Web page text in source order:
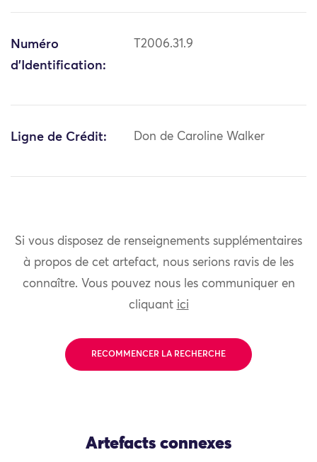
Numéro
d'Identification:
T2006.31.9
Ligne de Crédit: Don de Caroline Walker
Si vous disposez de renseignements supplémentaires
à propos de cet artefact, nous serions ravis de les
connaître. Vous pouvez nous les communiquer en
cliquant ici
RECOMMENCER LA RECHERCHE
Artefacts connexes